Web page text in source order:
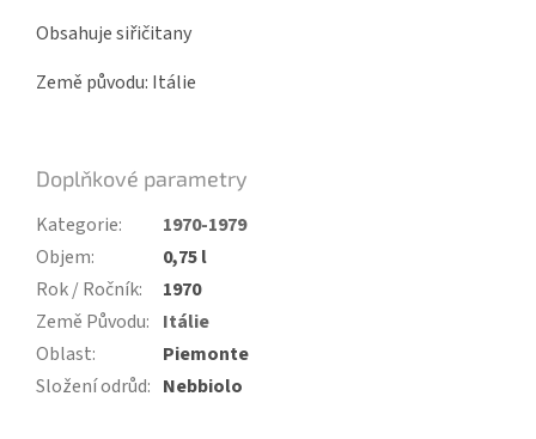
Obsahuje siřičitany
Země původu: Itálie
Doplňkové parametry
Kategorie:
1970-1979
Objem:
0,75 l
Rok / Ročník:
1970
Země Původu: Itálie
Oblast:
Piemonte
Složení odrůd: Nebbiolo